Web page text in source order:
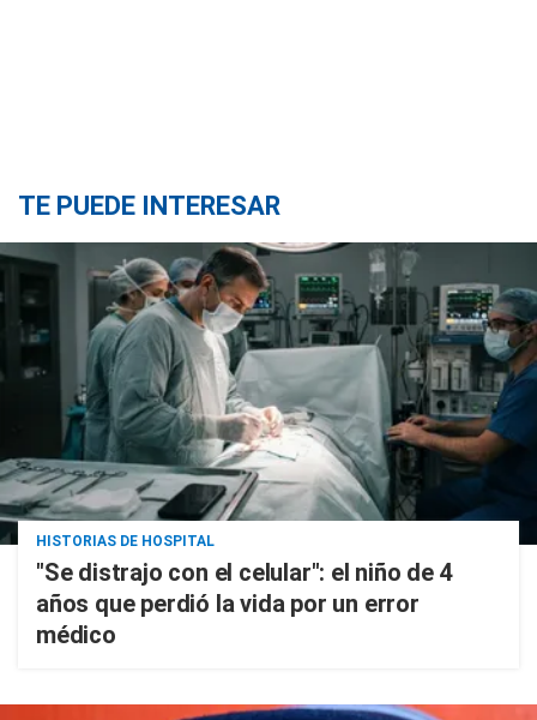
TE PUEDE INTERESAR
HISTORIAS DE HOSPITAL
"Se distrajo con el celular": el niño de 4
años que perdió la vida por un error
médico